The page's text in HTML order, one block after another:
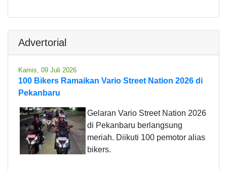
Advertorial
Kamis, 09 Juli 2026
100 Bikers Ramaikan Vario Street Nation 2026 di
Pekanbaru
Gelaran Vario Street Nation 2026
di Pekanbaru berlangsung
meriah. Diikuti 100 pemotor alias
bikers.